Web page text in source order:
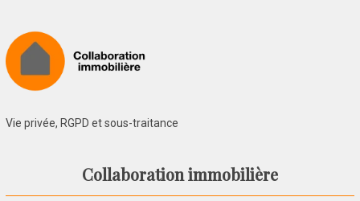
Vie privée, RGPD et sous-traitance
Collaboration immobilière